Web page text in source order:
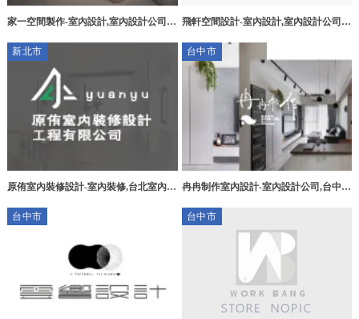
家一空間製作-室內設計,室內設計公司,
飛軒空間設計-室內設計,室內設計公司,
內設計公司
新北市
原侑室內裝修設計-室內裝修,台北室內裝
台中市
冉冉制作室內設計-室內設計公司,台中室
台中市
台中市